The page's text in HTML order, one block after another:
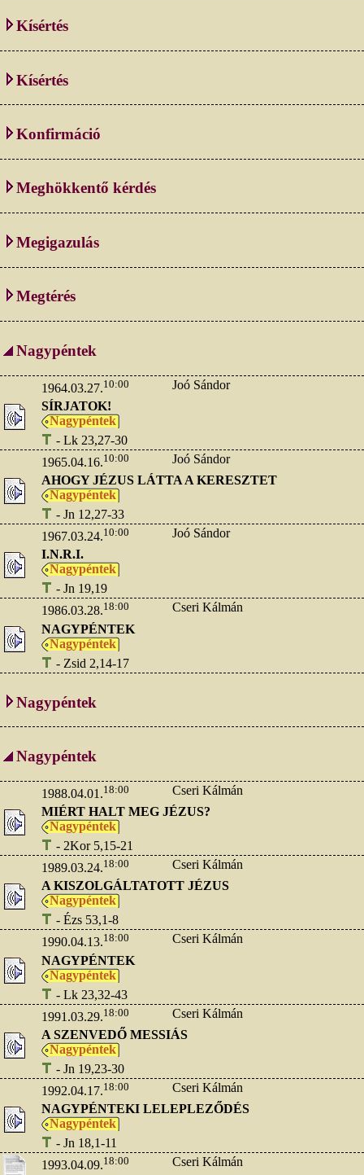
Kísértés
Kísértés
Konfirmáció
Meghökkentő kérdés
Megigazulás
Megtérés
Nagypéntek
1964.03.27.10:00
Joó Sándor
SÍRJATOK!
Nagypéntek
- Lk 23,27-30
1965.04.16.10:00
Joó Sándor
AHOGY JÉZUS LÁTTA A KERESZTET
Nagypéntek
- Jn 12,27-33
1967.03.24.10:00
Joó Sándor
I.N.R.I.
Nagypéntek
- Jn 19,19
1986.03.28.18:00
Cseri Kálmán
NAGYPÉNTEK
Nagypéntek
- Zsid 2,14-17
Nagypéntek
Nagypéntek
1988.04.01.18:00
Cseri Kálmán
MIÉRT HALT MEG JÉZUS?
Nagypéntek
- 2Kor 5,15-21
1989.03.24.18:00
Cseri Kálmán
A KISZOLGÁLTATOTT JÉZUS
Nagypéntek
- Ézs 53,1-8
1990.04.13.18:00
Cseri Kálmán
NAGYPÉNTEK
Nagypéntek
- Lk 23,32-43
1991.03.29.18:00
Cseri Kálmán
A SZENVEDŐ MESSIÁS
Nagypéntek
- Jn 19,23-30
1992.04.17.18:00
Cseri Kálmán
NAGYPÉNTEKI LELEPLEZŐDÉS
Nagypéntek
- Jn 18,1-11
1993.04.09.18:00
Cseri Kálmán